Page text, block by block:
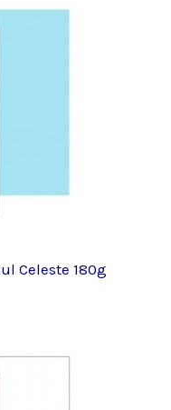
Celeste 180g